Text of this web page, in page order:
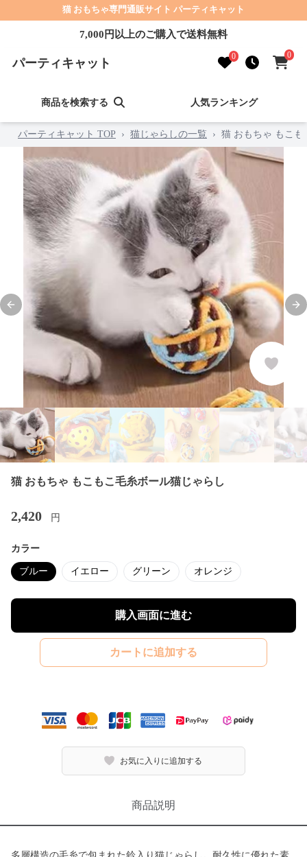
猫 おもちゃ専門通販サイト パーティキャット
7,000円以上のご購入で送料無料
パーティキャット 0 0
商品を検索する 人気ランキング
パーティキャット TOP › 猫じゃらしの一覧 › 猫 おもちゃ もこも
Previous slide
猫 おもちゃ もこもこ毛糸ボール猫じゃらし
2,420 円
カラー
ブルー イエロー グリーン オレンジ
購入画面に進む
カートに追加する
お気に入りに追加する
商品説明